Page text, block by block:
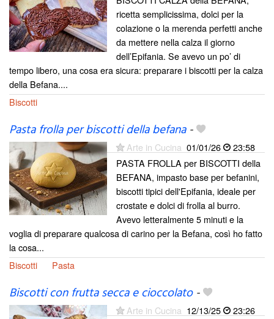
ricetta semplicissima, dolci per la
colazione o la merenda perfetti anche
da mettere nella calza il giorno
dell’Epifania. Se avevo un po’ di
tempo libero, una cosa era sicura: preparare i biscotti per la calza
della Befana....
Biscotti
Pasta frolla per biscotti della befana-
Arte in Cucina 01/01/26
23:58
PASTA FROLLA per BISCOTTI della
BEFANA, impasto base per befanini,
biscotti tipici dell'Epifania, ideale per
crostate e dolci di frolla al burro.
Avevo letteralmente 5 minuti e la
voglia di preparare qualcosa di carino per la Befana, così ho fatto
la cosa...
Biscotti
Pasta
Biscotti con frutta secca e cioccolato-
Arte in Cucina 12/13/25
23:26